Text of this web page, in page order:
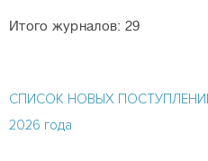
Итого журналов: 29
СПИСОК НОВЫХ
2026 года